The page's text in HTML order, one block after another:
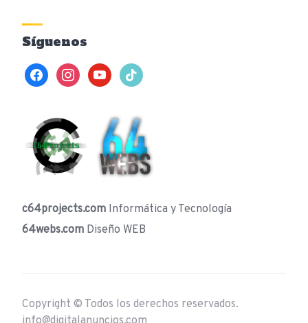
Síguenos
facebookinstagramyoutubetiktok
c64projects.com Informática y Tecnología
64webs.com Diseño WEB
Copyright © Todos los derechos reservados.